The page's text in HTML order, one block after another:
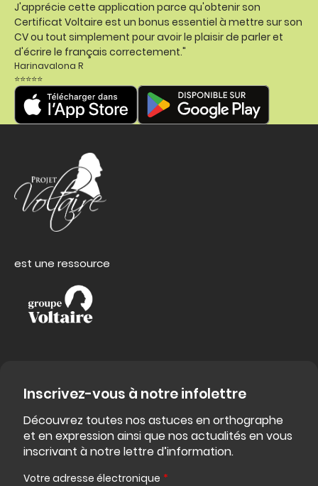
J'apprécie cette application parce qu'obtenir son
Certificat Voltaire est un bonus essentiel à mettre sur son
CV ou tout simplement pour avoir le plaisir de parler et
d'écrire le français correctement."
Harinavalona R
⭐⭐⭐⭐⭐
est une ressource
Inscrivez-vous à notre infolettre
Découvrez toutes nos astuces en orthographe
et en expression ainsi que nos actualités en vous
inscrivant à notre lettre d’information.
Votre adresse électronique *